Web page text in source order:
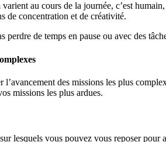
au cours de la journée, c’est
de concentration et de créativité.
perdre de temps en pause ou avec des
l’avancement des missions les plus
missions les plus ardues.
lesquels vous pouvez vous reposer